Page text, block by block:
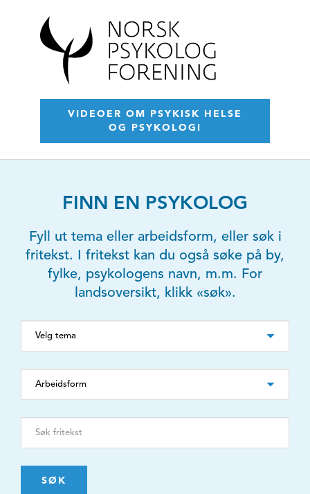
VIDEOER OM PSYKISK HELSE
OG PSYKOLOGI
FINN EN PSYKOLOG
Fyll ut tema eller arbeidsform, eller søk i
fritekst. I fritekst kan du også søke på by,
fylke, psykologens navn, m.m. For
landsoversikt, klikk «søk».
SØK